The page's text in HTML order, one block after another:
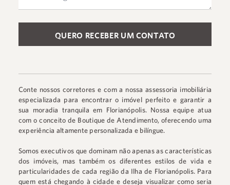
Please leave this field empty.
Conte nossos corretores e com a nossa assessoria imobiliária
especializada para encontrar o imóvel perfeito e garantir a
sua moradia tranquila em Florianópolis. Nossa equipe atua
com o conceito de Boutique de Atendimento, oferecendo uma
experiência altamente personalizada e bilíngue.
Somos executivos que dominam não apenas as características
dos imóveis, mas também os diferentes estilos de vida e
particularidades de cada região da Ilha de Florianópolis. Para
quem está chegando à cidade e deseja visualizar como seria